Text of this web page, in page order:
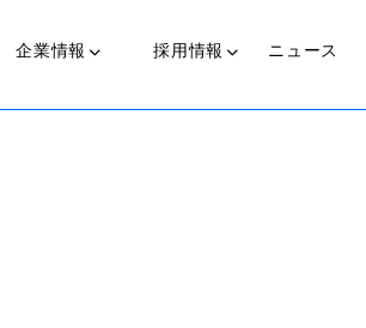
企業情報 採用情報 ニュース